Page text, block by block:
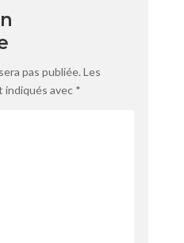
pas publiée. Les
indiqués avec *